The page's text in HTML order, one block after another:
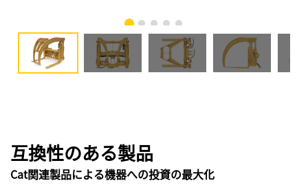
互換性のある製品
Cat関連製品による機器への投資の最大化